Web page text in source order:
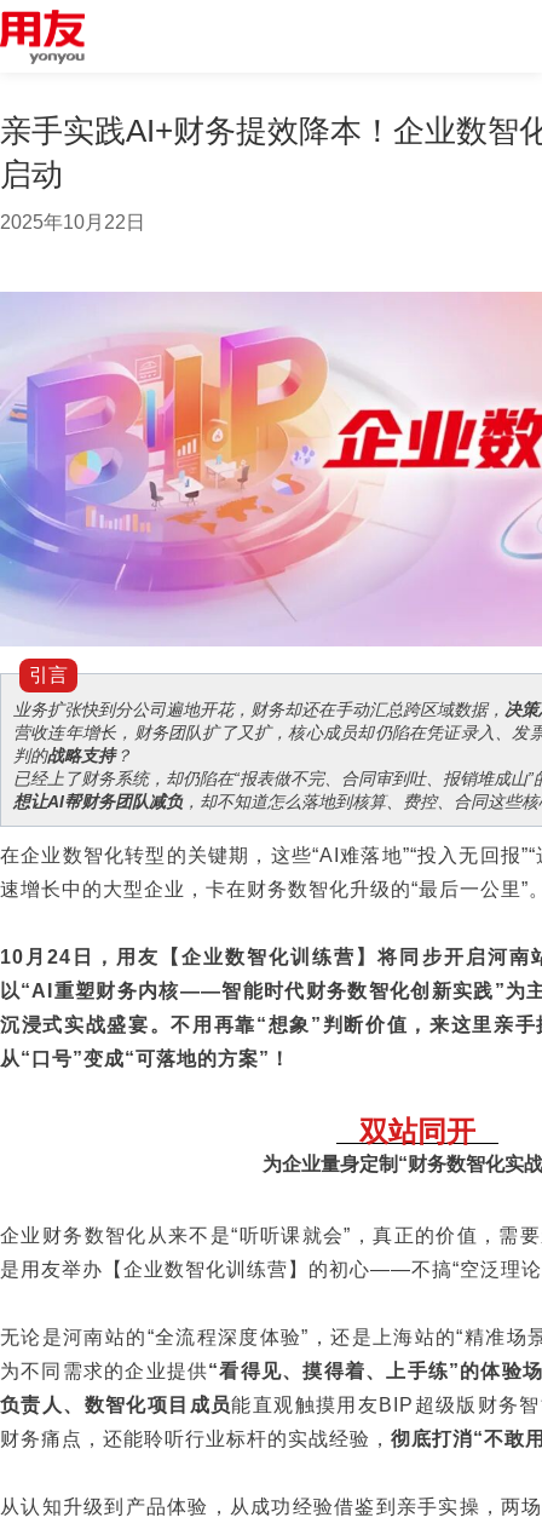
亲手实践AI+财务提效降本！企业数智
启动
2025年10月22日
引言
业务扩张快到分公司遍地开花，财务却还在手动汇总跨区域数据， 决策
营收连年增长，财务团队扩了又扩，核心成员却仍陷在凭证录入、发
判的战略支持？
已经上了财务系统，却仍陷在“报表做不完、合同审到吐、报销堆成山”
想让AI帮财务团队减负，却不知道怎么落地到核算、费控、合同这些
在企业数智化转型的关键期，这些“AI难落地”“投入无回报
速增长中的大型企业，卡在财务数智化升级的“最后一公里”
10月24日，用友【企业数智化训练营】将同步开启河南
以“AI重塑财务内核——智能时代财务数智化创新实践”为
沉浸式实战盛宴。不用再靠“想象”判断价值，来这里亲
从“口号”变成“可落地的方案”！
双站同开
为企业量身定制“财务数智化实
企业财务数智化从来不是“听听课就会”，真正的价值，需
是用友举办【企业数智化训练营】的初心——不搞“空泛理论
无论是河南站的“全流程深度体验”，还是上海站的“精准场
为不同需求的企业提供“看得见、摸得着、上手练”的体验
负责人、数智化项目成员能直观触摸用友BIP超级版财务
财务痛点，还能聆听行业标杆的实战经验， 彻底打消“不敢
从认知升级到产品体验，从成功经验借鉴到亲手实操，两